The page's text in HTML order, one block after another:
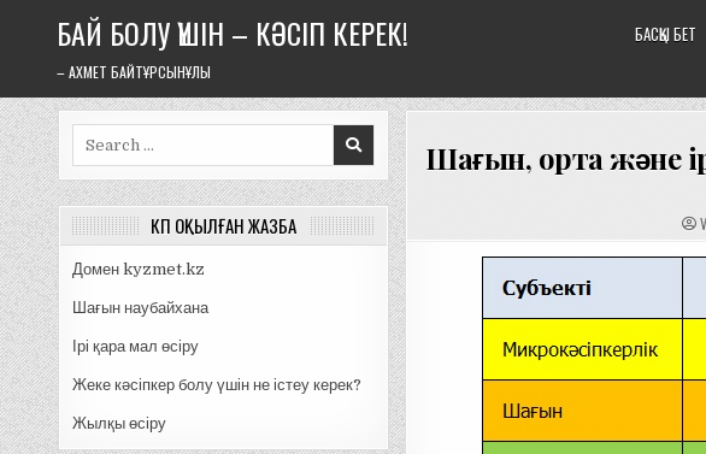
БАЙ БОЛУ ҮШІН – КӘСІП КЕРЕК!
– АХМЕТ БАЙТҰРСЫНҰЛЫ
БАСҚЫ БЕТ
КӨП ОҚЫЛҒАН ЖАЗБА
Домен kyzmet.kz
Шағын наубайхана
Ірі қара мал өсіру
Жеке кәсіпкер болу үшін не істеу керек?
Жылқы өсіру
Шағын, орта және